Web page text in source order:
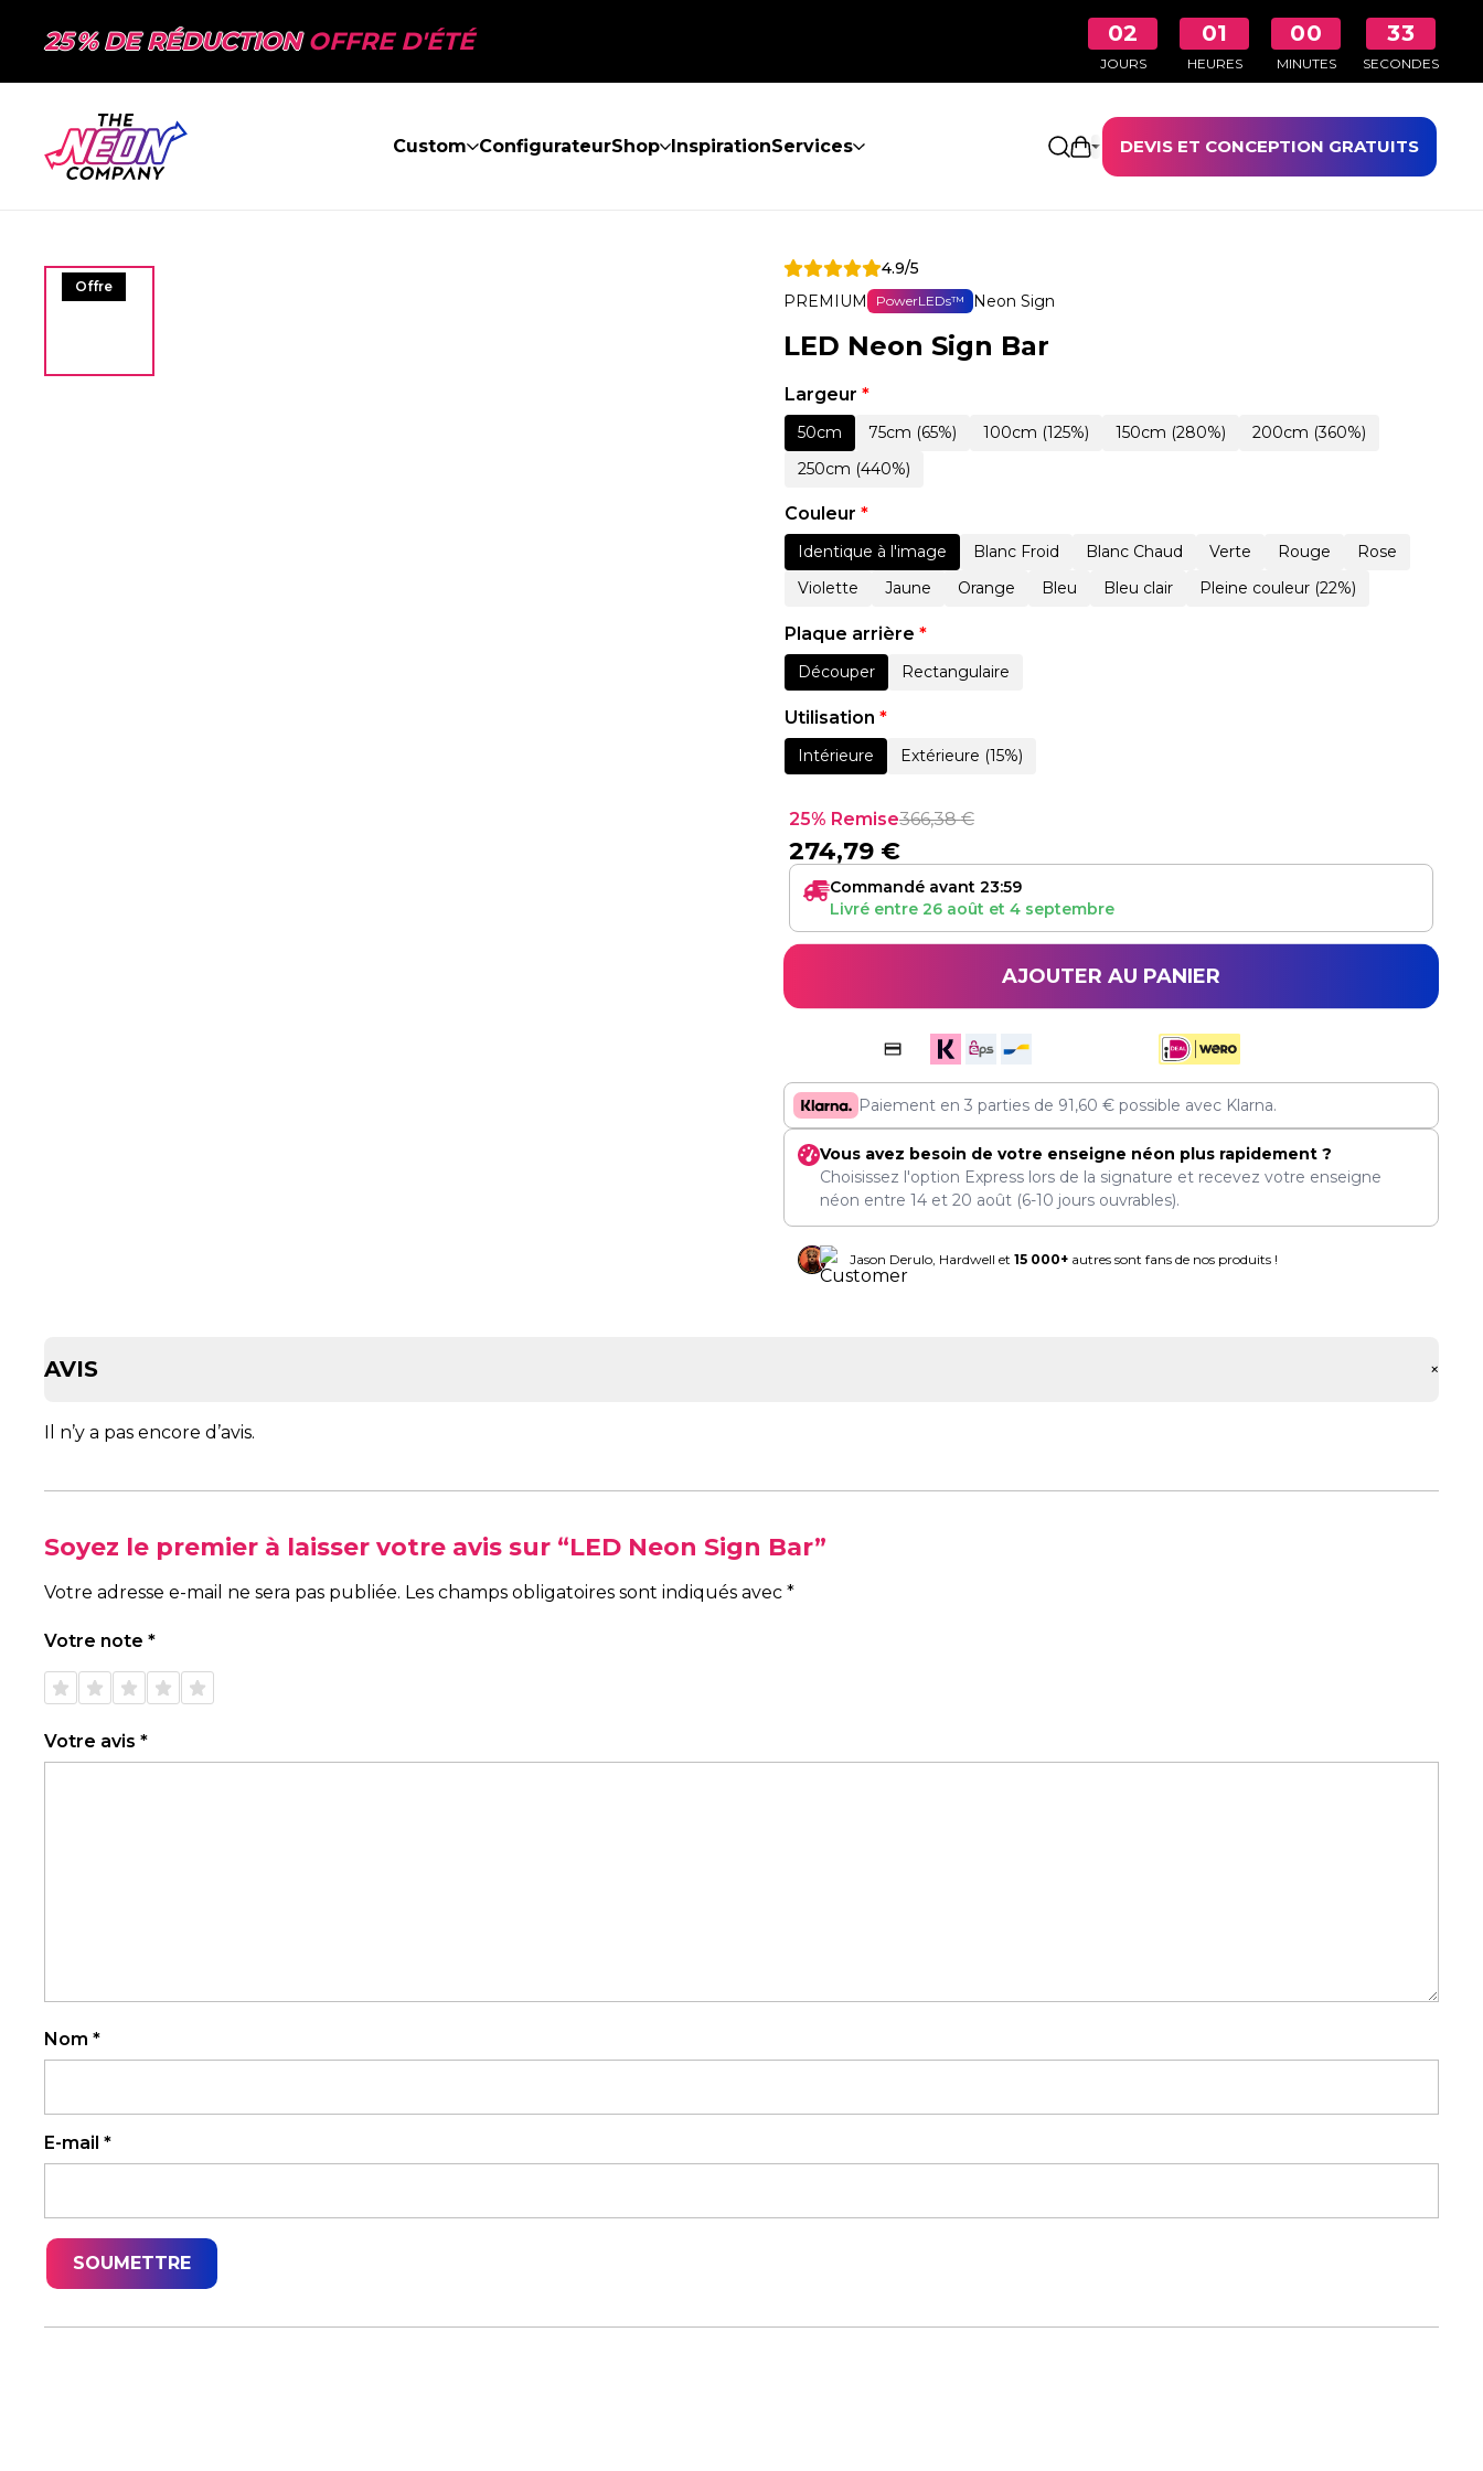
25 % DE RÉDUCTIONOFFRE D'ÉTÉ 02
JOURS
01
HEURES
00
MINUTES
32
SECONDES
Custom ConfigurateurShop InspirationServices Ouvrir le panier
DEVIS ET CONCEPTION GRATUITS
Offre
4.9/5
PREMIUM
PowerLEDs™ Neon Sign
LED Neon Sign Bar
Largeur *
50cm 75cm (65%) 100cm (125%) 150cm (280%)
200cm (360%)
250cm (440%)
Couleur *
Identique à l'image Blanc Froid Blanc Chaud Verte Rouge
Rose
Violette
Jaune Orange Bleu Bleu clair Pleine couleur (22%)
Plaque arrière *
Découper Rectangulaire
Utilisation *
Intérieure Extérieure (15%)
25% Remise366,38€
274,79 €
Commandé avant 23:59
Livré entre 26 août et 4 septembre
AJOUTER AU PANIER
Paiement en 3 parties de 91,60€ possible avec Klarna.
Vous avez besoin de votre enseigne néon plus rapidement ?
Choisissez l'option Express lors de la signature et recevez votre enseigne
néon entre 14et 20 août(6-10 jours ouvrables).
Jason Derulo, Hardwell et 15 000+autres sont fans de nos produits !
AVIS +
Il n’y a pas encore d’avis.
Soyez le premier à laisser votre avis sur “LED Neon Sign Bar”
Votre adresse e-mail ne sera pas publiée. Les champs obligatoires sont indiqués avec *
Votre note *
1 étoile
sur 5
2 étoiles
sur 5
3 étoiles
sur 5
4 étoiles
sur 5
5 étoiles
sur 5
Votre avis *
Nom *
E-mail *